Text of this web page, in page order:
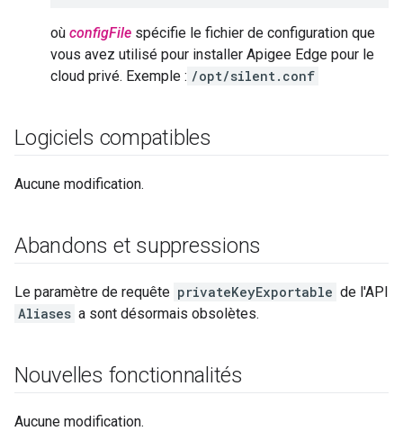
où configFile spécifie le fichier de configuration que
vous avez utilisé pour installer Apigee Edge pour le
cloud privé. Exemple : /opt/silent.conf
Logiciels compatibles
Aucune modification.
Abandons et suppressions
Le paramètre de requête privateKeyExportable de l'API
Aliases a sont désormais obsolètes.
Nouvelles fonctionnalités
Aucune modification.